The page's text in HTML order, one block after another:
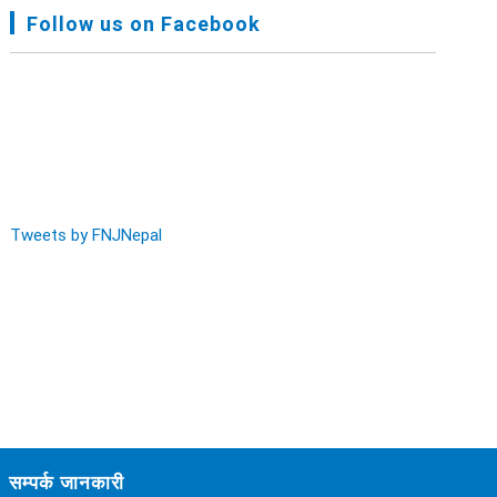
FNJ, Financial Report Presented At Nagarkot
Follow us on Facebook
Tweets by FNJNepal
सम्पर्क जानकारी